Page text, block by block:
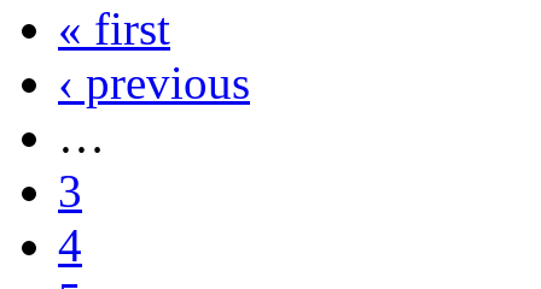
« first
‹ previous
…
3
4